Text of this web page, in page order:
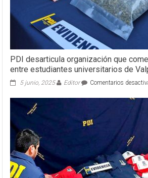
PDI desarticula organización que
entre estudiantes universitarios de
5 junio, 2025 Editor Comentarios